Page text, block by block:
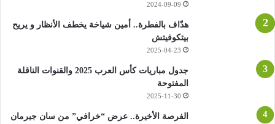
2024-09-09
هدّاف بالفطرة.. أمين شياخة يخطف الأنظار و يريح
بيتكوفيتش
2025-04-23
جدول مباريات كأس العرب 2025 والقنوات الناقلة
المفتوحة
2025-11-30
الفرصة الأخيرة.. عرض “خرافي” من سان جيرمان